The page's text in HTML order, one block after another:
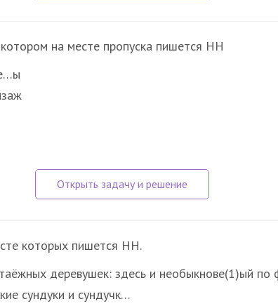
на месте пропуска пишется НН
которых пишется НН.
деревушек: здесь и необыкнове(1)ый по
сундуки и сундучк…